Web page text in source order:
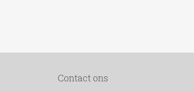
Contact ons